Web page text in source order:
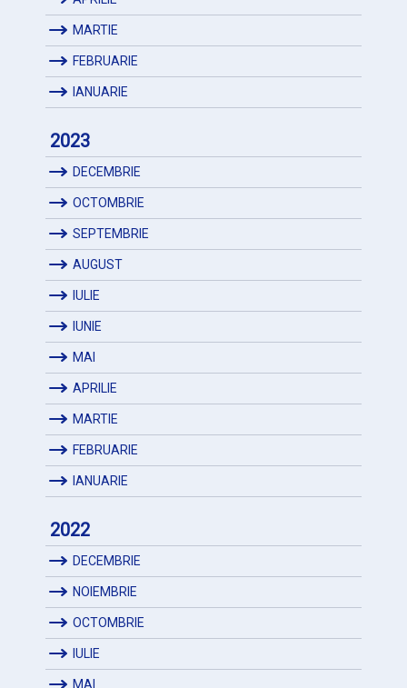
MARTIE
FEBRUARIE
IANUARIE
2023
DECEMBRIE
OCTOMBRIE
SEPTEMBRIE
AUGUST
IULIE
IUNIE
MAI
APRILIE
MARTIE
FEBRUARIE
IANUARIE
2022
DECEMBRIE
NOIEMBRIE
OCTOMBRIE
IULIE
MAI